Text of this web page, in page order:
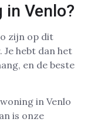
in Venlo?
zijn op dit
hebt dan het
en de beste
in Venlo
is onze